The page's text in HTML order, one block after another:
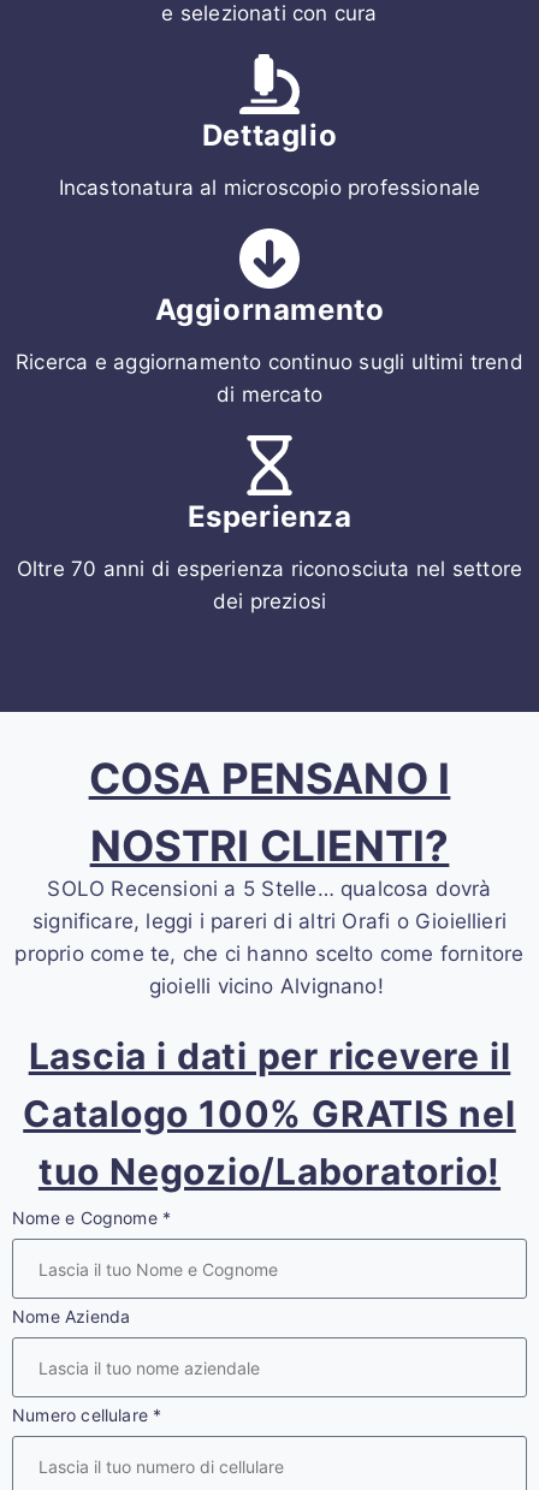
e selezionati con cura
Dettaglio
Incastonatura al microscopio professionale
Aggiornamento
Ricerca e aggiornamento continuo sugli ultimi trend
di mercato
Esperienza
Oltre 70 anni di esperienza riconosciuta nel settore
dei preziosi
COSA PENSANO I
NOSTRI CLIENTI?
SOLO Recensioni a 5 Stelle… qualcosa dovrà
significare, leggi i pareri di altri Orafi o Gioiellieri
proprio come te, che ci hanno scelto come fornitore
gioielli vicino Alvignano!
Lascia i dati per ricevere il
Catalogo 100% GRATIS nel
tuo Negozio/Laboratorio!
Nome e Cognome *
Nome Azienda
Numero cellulare *